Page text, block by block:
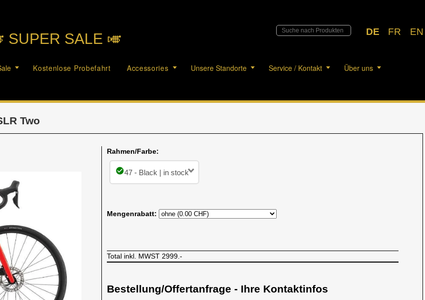
DE FR EN
SUPER SALE 🎺︎
Kostenlose Probefahrt Accessories Unsere Standorte Service / Kontakt Über uns
Two
Rahmen/Farbe:
check_circle47 - Black | in stock
Mengenrabatt:
Total inkl. MWST 2999.-
Bestellung/Offertanfrage - Ihre Kontaktinfos